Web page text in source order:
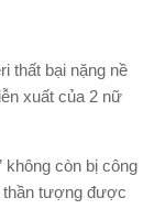
thất bại nặng nề
xuất của 2 nữ
không còn bị công
thần tượng được